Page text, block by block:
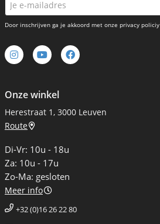
Onze winkel
Herestraat 1, 3000 Leuven
Route
Di-Vr: 10u - 18u
Za: 10u - 17u
Zo-Ma: gesloten
Meer info
+32 (0)16 26 22 80
Door inschrijven ga je akkoord met onze privacy policiy